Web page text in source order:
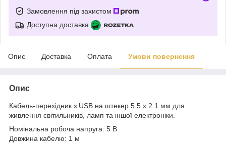
Замовлення під захистом
Доступна доставка
Опис Доставка Оплата Умови повернення
Опис
Кабель-перехідник з USB на штекер 5.5 х 2.1 мм для
живлення світильників, ламп та іншої електроніки.
Номінальна робоча напруга: 5 В
Довжина кабелю: 1 м